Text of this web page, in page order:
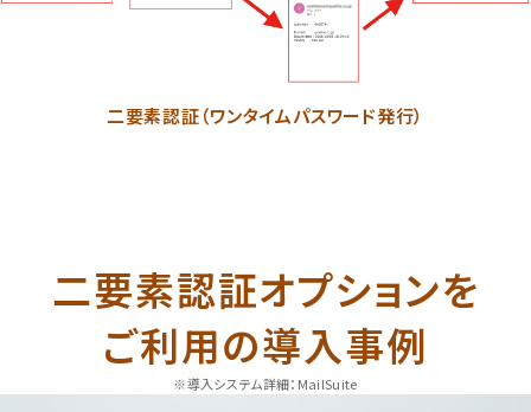
二要素認証（ワンタイムパスワード発行）
二要素認証オプションを
ご利用の導入事例
※導入システム詳細：MailSuite